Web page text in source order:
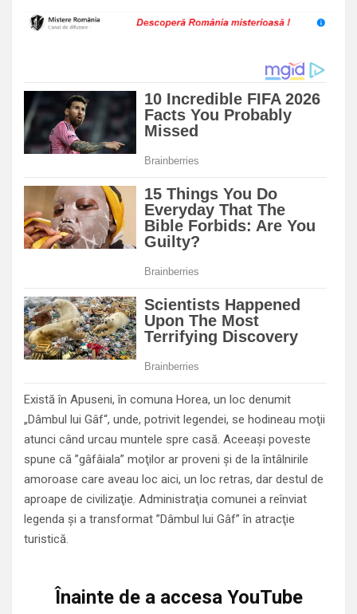
Există în Apuseni, în comuna Horea, un loc denumit
„Dâmbul lui Gâf“, unde, potrivit legendei, se hodineau moţii
atunci când urcau muntele spre casă. Aceeaşi poveste
spune că ”gâfâiala” moţilor ar proveni şi de la întâlnirile
amoroase care aveau loc aici, un loc retras, dar destul de
aproape de civilizaţie. Administraţia comunei a reînviat
legenda şi a transformat ”Dâmbul lui Gâf” în atracţie
turistică.
Înainte de a accesa YouTube